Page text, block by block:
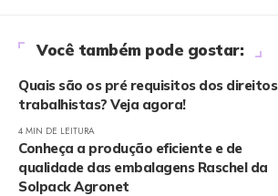
Você também pode gostar:
Quais são os pré requisitos dos direitos
trabalhistas? Veja agora!
4 MIN DE LEITURA
Conheça a produção eficiente e de
qualidade das embalagens Raschel da
Solpack Agronet